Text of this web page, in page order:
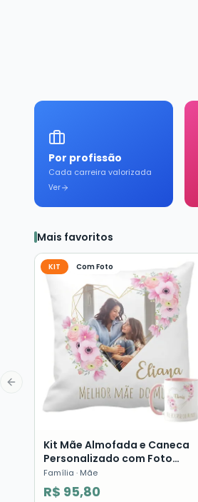
Por profissão
Cada carreira valorizada
Ver
Mais favoritos
KIT Com Foto
Kit Mãe Almofada e Caneca
Personalizado com Foto
Presente Dia das Mães ❤️
Família · Mãe
R$ 95,80
Previous slide